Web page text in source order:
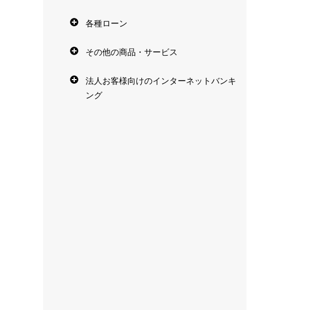
各種ローン
その他の商品・サービス
法人お客様向けのインターネットバンキ
ング